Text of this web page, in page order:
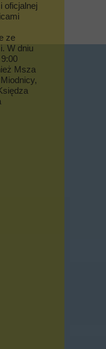
oficjalnej
ze
W dniu
Msza